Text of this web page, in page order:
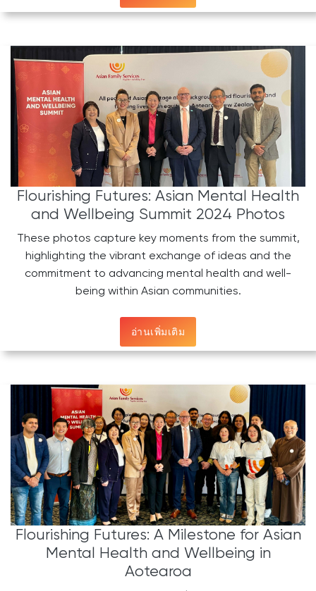
Flourishing Futures: Asian Mental Health
and Wellbeing Summit 2024 Photos
These photos capture key moments from the summit,
highlighting the vibrant exchange of ideas and the
commitment to advancing mental health and well-
being within Asian communities.
อ่านเพิ่มเติม
Flourishing Futures: A Milestone for Asian
Mental Health and Wellbeing in
Aotearoa